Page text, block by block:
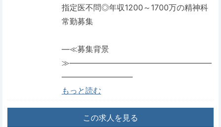
指定医不問◎年収1200～1700万の精神科
常勤募集
―≪募集背景
≫――――――――――――――――――
―――――――――
もっと読む
この求人を見る